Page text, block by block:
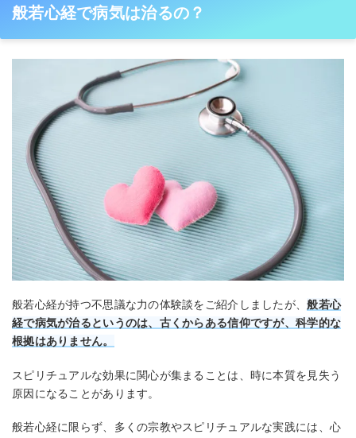
般若心経で病気は治るの？
般若心経が持つ不思議な力の体験談をご紹介しましたが、般若心
経で病気が治るというのは、古くからある信仰ですが、科学的な
根拠はありません。
スピリチュアルな効果に関心が集まることは、時に本質を見失う
原因になることがあります。
般若心経に限らず、多くの宗教やスピリチュアルな実践には、心